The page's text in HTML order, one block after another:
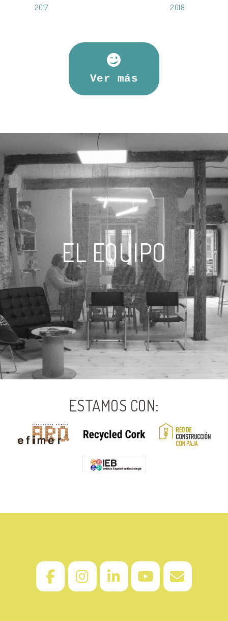
2018
2017
Ver más
EL EQUIPO
ESTAMOS CON: